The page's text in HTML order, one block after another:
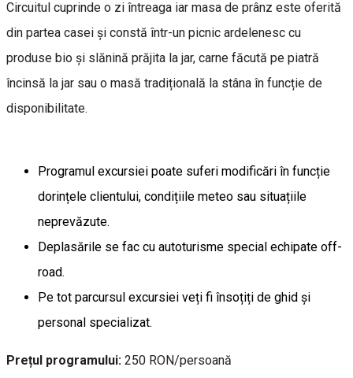
Circuitul cuprinde o zi întreaga iar masa de prânz este oferită
din partea casei și constă într-un picnic ardelenesc cu
produse bio și slănină prăjita la jar, carne făcută pe piatră
încinsă la jar sau o masă tradițională la stâna în funcție de
disponibilitate.
Programul excursiei poate suferi modificări în funcție
dorințele clientului, condițiile meteo sau situațiile
neprevăzute.
Deplasările se fac cu autoturisme special echipate off-
road.
Pe tot parcursul excursiei veți fi însoțiți de ghid și
personal specializat.
Prețul programului: 250 RON/persoană